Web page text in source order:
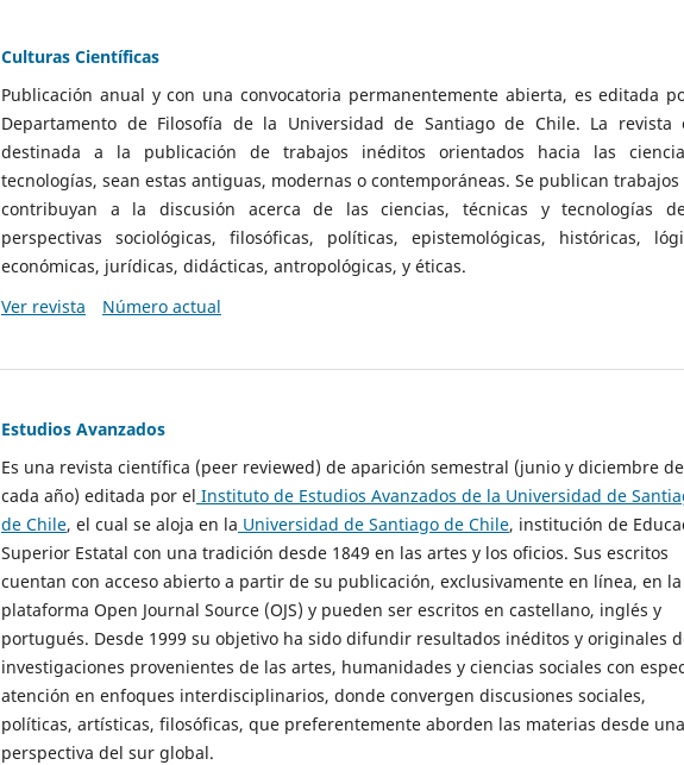
Culturas Científicas
Publicación anual y con una convocatoria permanentemente abierta, es editada
Departamento de Filosofía de la Universidad de Santiago de Chile. La revista
destinada a la publicación de trabajos inéditos orientados hacia las
tecnologías, sean estas antiguas, modernas o contemporáneas. Se publican
contribuyan a la discusión acerca de las ciencias, técnicas y tecnologías
perspectivas sociológicas, filosóficas, políticas, epistemológicas, históricas,
económicas, jurídicas, didácticas, antropológicas, y éticas.
Ver revista
Número actual
Estudios Avanzados
Es una revista científica (peer reviewed) de aparición semestral (junio y diciembre de
cada año) editada por el Instituto de Estudios Avanzados de la Universidad de
de Chile, el cual se aloja en la Universidad de Santiago de Chile, institución de
Superior Estatal con una tradición desde 1849 en las artes y los oficios. Sus escritos
cuentan con acceso abierto a partir de su publicación, exclusivamente en línea, en la
plataforma Open Journal Source (OJS) y pueden ser escritos en castellano, inglés y
portugués. Desde 1999 su objetivo ha sido difundir resultados inéditos y originales
investigaciones provenientes de las artes, humanidades y ciencias sociales con
atención en enfoques interdisciplinarios, donde convergen discusiones sociales,
políticas, artísticas, filosóficas, que preferentemente aborden las materias desde una
perspectiva del sur global.